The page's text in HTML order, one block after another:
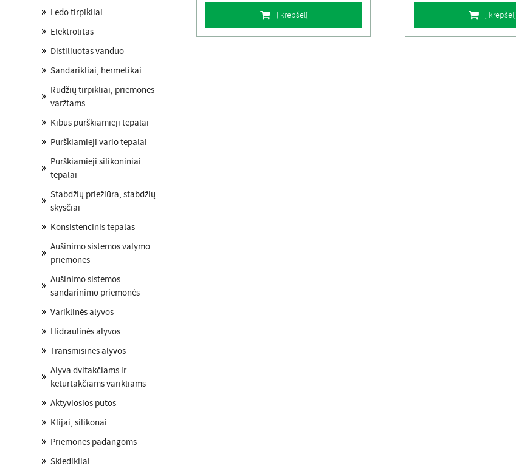
Ledo tirpikliai
Elektrolitas
Distiliuotas vanduo
Sandarikliai, hermetikai
Rūdžių tirpikliai, priemonės
varžtams
Kibūs purškiamieji tepalai
Purškiamieji vario tepalai
Purškiamieji silikoniniai
tepalai
Stabdžių priežiūra, stabdžių
skysčiai
Konsistencinis tepalas
Aušinimo sistemos valymo
priemonės
Aušinimo sistemos
sandarinimo priemonės
Variklinės alyvos
Hidraulinės alyvos
Transmisinės alyvos
Alyva dvitakčiams ir
keturtakčiams varikliams
Aktyviosios putos
Klijai, silikonai
Priemonės padangoms
Skiedikliai
Į krepšelį Į krepšelį